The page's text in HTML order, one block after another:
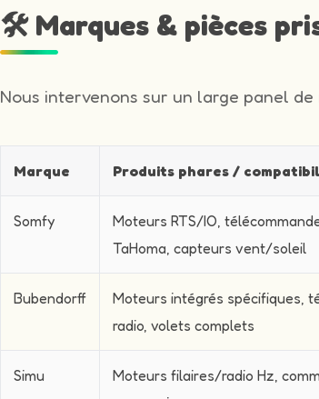
🛠️ Marques & pièces
Nous intervenons sur un large panel de
Marque Produits phares /
Somfy
Moteurs RTS/IO,
TaHoma, capteurs vent/soleil
Bubendorff
Moteurs intégrés spécifiques,
radio, volets complets
Simu
Moteurs filaires/radio Hz,